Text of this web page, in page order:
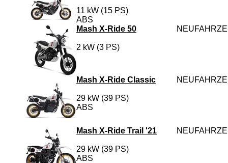
11 kW (15 PS)
ABS
Mash X-Ride 50
2 kW (3 PS)
Mash X-Ride Classic
29 kW (39 PS)
ABS
Mash X-Ride Trail '21
29 kW (39 PS)
ABS